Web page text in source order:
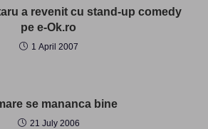
a revenit cu stand-up comedy
pe e-Ok.ro
1 April 2007
se mananca bine
21 July 2006